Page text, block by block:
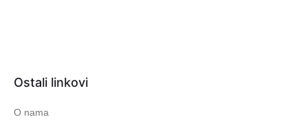
Ostali linkovi
O nama